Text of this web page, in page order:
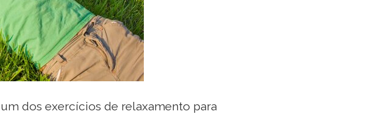
dos exercícios de relaxamento para